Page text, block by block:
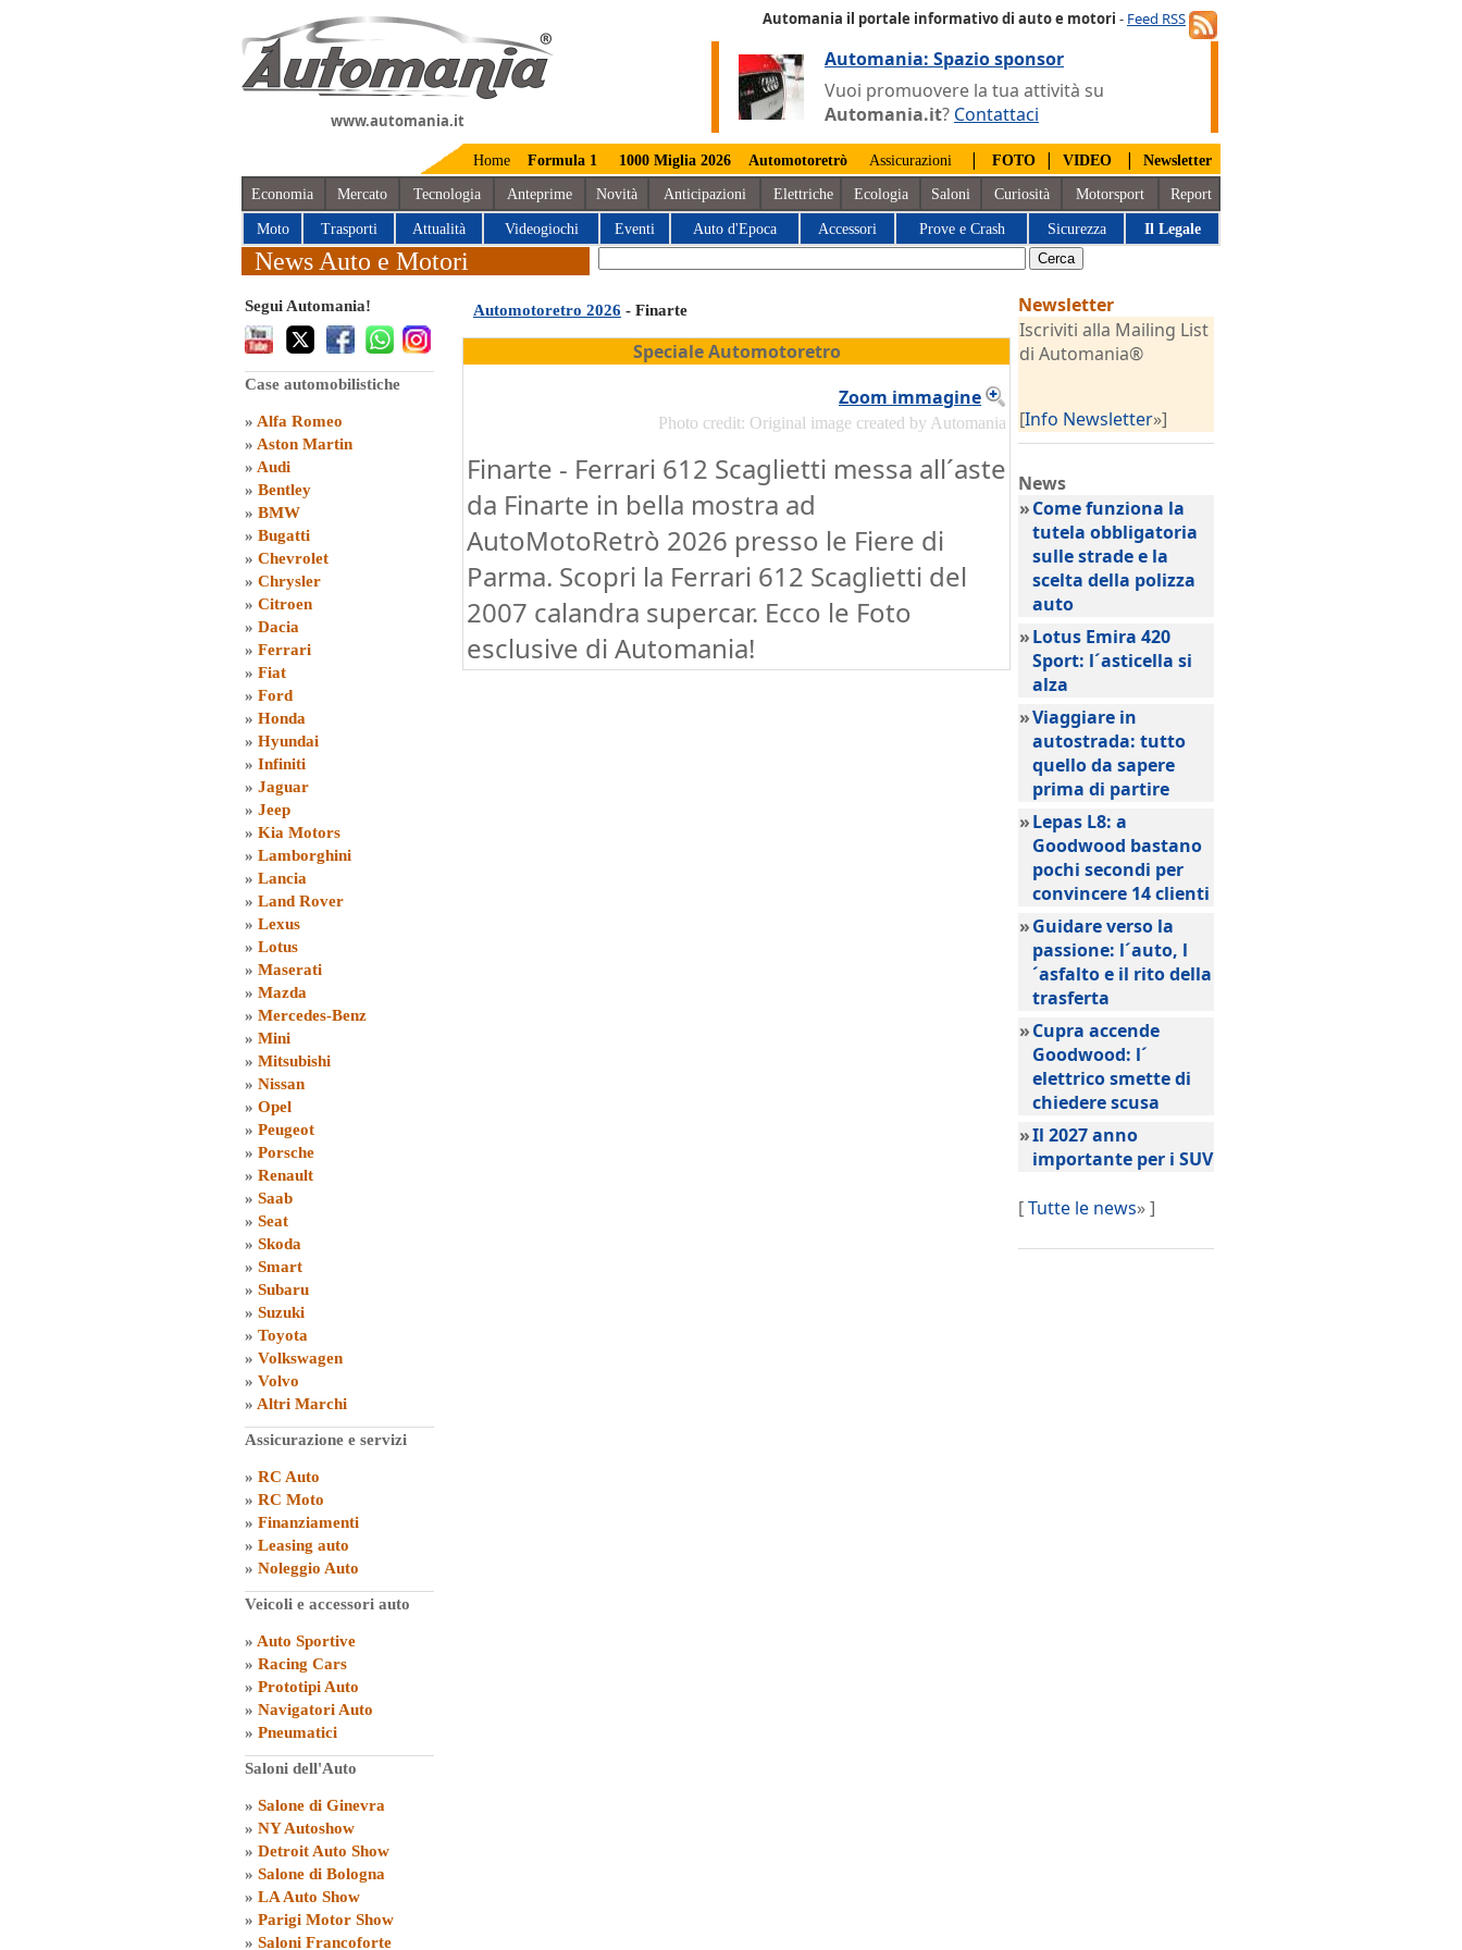
www.automania.it
Automania il portale informativo di auto e motori - Feed RSS
Automania: Spazio sponsor
Vuoi promuovere la tua attività su
Automania.it? Contattaci
Home Formula 1 1000 Miglia 2026 Automotoretrò Assicurazioni | FOTO | VIDEO | Newsletter
Economia Mercato Tecnologia Anteprime Novità Anticipazioni Elettriche Ecologia Saloni Curiosità Motorsport Report
Moto Trasporti Attualità Videogiochi Eventi Auto d'Epoca Accessori Prove e Crash Sicurezza Il Legale
News Auto e Motori
Segui Automania!
Case automobilistiche
» Alfa Romeo
» Aston Martin
» Audi
» Bentley
» BMW
» Bugatti
» Chevrolet
» Chrysler
» Citroen
» Dacia
» Ferrari
» Fiat
» Ford
» Honda
» Hyundai
» Infiniti
» Jaguar
» Jeep
» Kia Motors
» Lamborghini
» Lancia
» Land Rover
» Lexus
» Lotus
» Maserati
» Mazda
» Mercedes-Benz
» Mini
» Mitsubishi
» Nissan
» Opel
» Peugeot
» Porsche
» Renault
» Saab
» Seat
» Skoda
» Smart
» Subaru
» Suzuki
» Toyota
» Volkswagen
» Volvo
» Altri Marchi
Assicurazione e servizi
» RC Auto
» RC Moto
» Finanziamenti
» Leasing auto
» Noleggio Auto
Veicoli e accessori auto
» Auto Sportive
» Racing Cars
» Prototipi Auto
» Navigatori Auto
» Pneumatici
Saloni dell'Auto
» Salone di Ginevra
» NY Autoshow
» Detroit Auto Show
» Salone di Bologna
» LA Auto Show
» Parigi Motor Show
» Saloni Francoforte
Automotoretro 2026 - Finarte
Speciale Automotoretro
Zoom immagine
Photo credit: Original image created by Automania
Finarte - Ferrari 612 Scaglietti messa all´aste
da Finarte in bella mostra ad
AutoMotoRetrò 2026 presso le Fiere di
Parma. Scopri la Ferrari 612 Scaglietti del
2007 calandra supercar. Ecco le Foto
esclusive di Automania!
Newsletter
Iscriviti alla Mailing List
di Automania®
[Info Newsletter»]
News
»Come funziona la
tutela obbligatoria
sulle strade e la
scelta della polizza
auto
»Lotus Emira 420
Sport: l´asticella si
alza
»Viaggiare in
autostrada: tutto
quello da sapere
prima di partire
»Lepas L8: a
Goodwood bastano
pochi secondi per
convincere 14 clienti
»Guidare verso la
passione: l´auto, l
´asfalto e il rito della
trasferta
»Cupra accende
Goodwood: l´
elettrico smette di
chiedere scusa
»Il 2027 anno
importante per i SUV
[Tutte le news» ]